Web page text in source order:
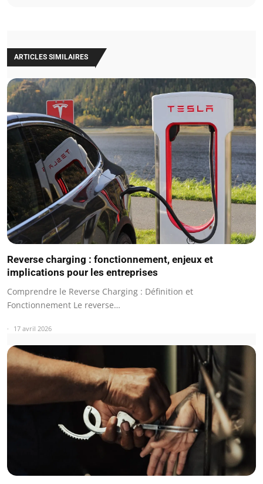
ARTICLES SIMILAIRES
Reverse charging : fonctionnement, enjeux et
implications pour les entreprises
Comprendre le Reverse Charging : Définition et
Fonctionnement Le reverse…
17 avril 2026